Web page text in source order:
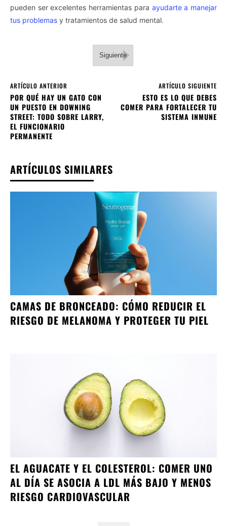
pueden ser excelentes herramientas para ayudarte a manejar
tus problemas y tratamientos de salud mental.
Siguiente
ARTÍCULO ANTERIOR
POR QUÉ HAY UN GATO CON
UN PUESTO EN DOWNING
STREET: TODO SOBRE LARRY,
EL FUNCIONARIO
PERMANENTE
ARTÍCULO SIGUIENTE
ESTO ES LO QUE DEBES
COMER PARA FORTALECER TU
SISTEMA INMUNE
ARTÍCULOS SIMILARES
CAMAS DE BRONCEADO: CÓMO REDUCIR EL
RIESGO DE MELANOMA Y PROTEGER TU PIEL
EL AGUACATE Y EL COLESTEROL: COMER UNO
AL DÍA SE ASOCIA A LDL MÁS BAJO Y MENOS
RIESGO CARDIOVASCULAR